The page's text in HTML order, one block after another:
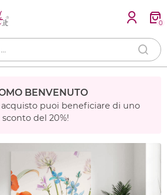
0
BENVENUTO
puoi beneficiare di uno
sconto del 20%!